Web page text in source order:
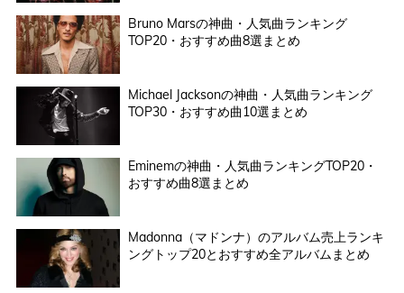
Bruno Marsの神曲・人気曲ランキング
TOP20・おすすめ曲8選まとめ
Michael Jacksonの神曲・人気曲ランキング
TOP30・おすすめ曲10選まとめ
Eminemの神曲・人気曲ランキングTOP20・
おすすめ曲8選まとめ
Madonna（マドンナ）のアルバム売上ランキ
ングトップ20とおすすめ全アルバムまとめ